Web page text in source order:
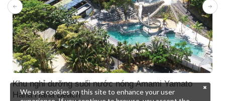
Khu nghỉ dưỡng suối nước nóng Amami Yamato
Hana Hana Beach
We use cookies on this site to enhance your user